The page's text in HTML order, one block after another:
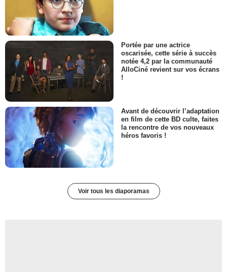
Portée par une actrice
oscarisée, cette série à succès
notée 4,2 par la communauté
AlloCiné revient sur vos écrans
!
Avant de découvrir l’adaptation
en film de cette BD culte, faites
la rencontre de vos nouveaux
héros favoris !
Voir tous les diaporamas